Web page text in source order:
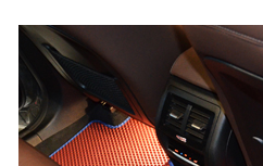
© ателье
корпус 1.
На нашем